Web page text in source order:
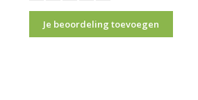
Je beoordeling toevoegen